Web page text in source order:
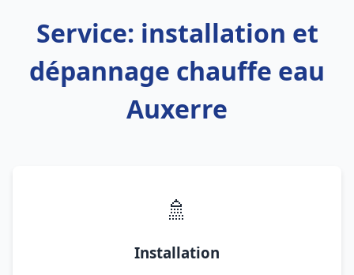
Service: installation et
dépannage chauffe eau
Auxerre
🚿
Installation